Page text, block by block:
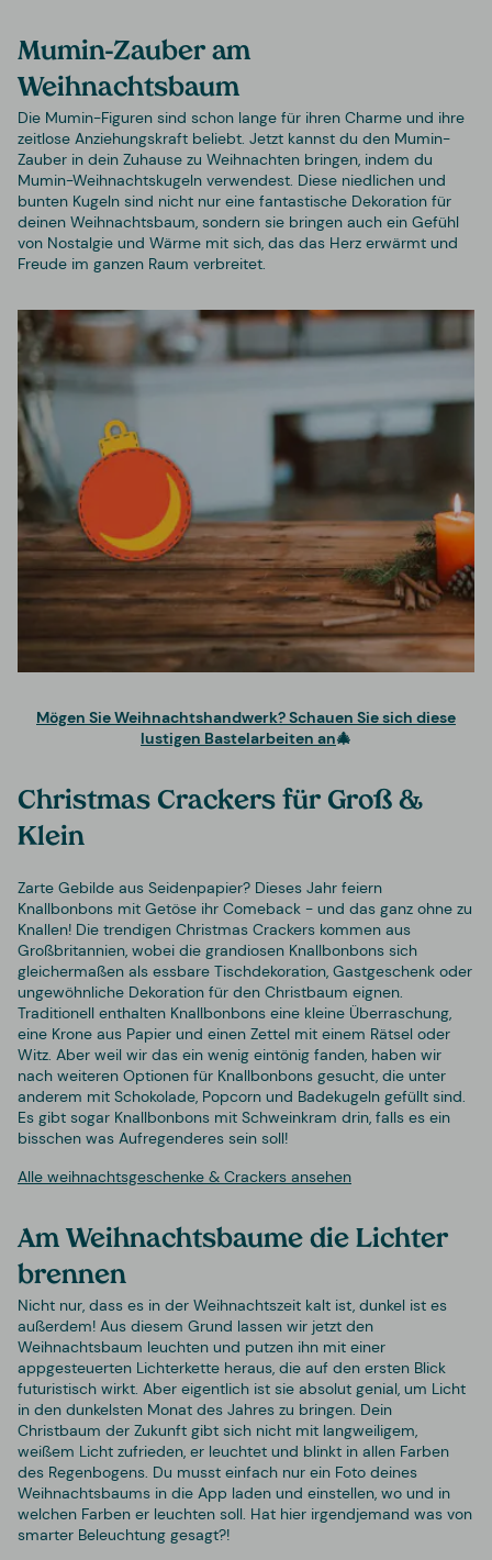
Mumin-Zauber am
Weihnachtsbaum
Die Mumin-Figuren sind schon lange für ihren Charme und ihre
zeitlose Anziehungskraft beliebt. Jetzt kannst du den Mumin-
Zauber in dein Zuhause zu Weihnachten bringen, indem du
Mumin-Weihnachtskugeln verwendest. Diese niedlichen und
bunten Kugeln sind nicht nur eine fantastische Dekoration für
deinen Weihnachtsbaum, sondern sie bringen auch ein Gefühl
von Nostalgie und Wärme mit sich, das das Herz erwärmt und
Freude im ganzen Raum verbreitet.
Mögen Sie Weihnachtshandwerk? Schauen Sie sich diese
lustigen Bastelarbeiten an🎄
Christmas Crackers für Groß &
Klein
Zarte Gebilde aus Seidenpapier? Dieses Jahr feiern
Knallbonbons mit Getöse ihr Comeback - und das ganz ohne zu
Knallen! Die trendigen Christmas Crackers kommen aus
Großbritannien, wobei die grandiosen Knallbonbons sich
gleichermaßen als essbare Tischdekoration, Gastgeschenk oder
ungewöhnliche Dekoration für den Christbaum eignen.
Traditionell enthalten Knallbonbons eine kleine Überraschung,
eine Krone aus Papier und einen Zettel mit einem Rätsel oder
Witz. Aber weil wir das ein wenig eintönig fanden, haben wir
nach weiteren Optionen für Knallbonbons gesucht, die unter
anderem mit Schokolade, Popcorn und Badekugeln gefüllt sind.
Es gibt sogar Knallbonbons mit Schweinkram drin, falls es ein
bisschen was Aufregenderes sein soll!
Alle weihnachtsgeschenke & Crackers ansehen
Am Weihnachtsbaume die Lichter
brennen
Nicht nur, dass es in der Weihnachtszeit kalt ist, dunkel ist es
außerdem! Aus diesem Grund lassen wir jetzt den
Weihnachtsbaum leuchten und putzen ihn mit einer
appgesteuerten Lichterkette heraus, die auf den ersten Blick
futuristisch wirkt. Aber eigentlich ist sie absolut genial, um Licht
in den dunkelsten Monat des Jahres zu bringen. Dein
Christbaum der Zukunft gibt sich nicht mit langweiligem,
weißem Licht zufrieden, er leuchtet und blinkt in allen Farben
des Regenbogens. Du musst einfach nur ein Foto deines
Weihnachtsbaums in die App laden und einstellen, wo und in
welchen Farben er leuchten soll. Hat hier irgendjemand was von
smarter Beleuchtung gesagt?!